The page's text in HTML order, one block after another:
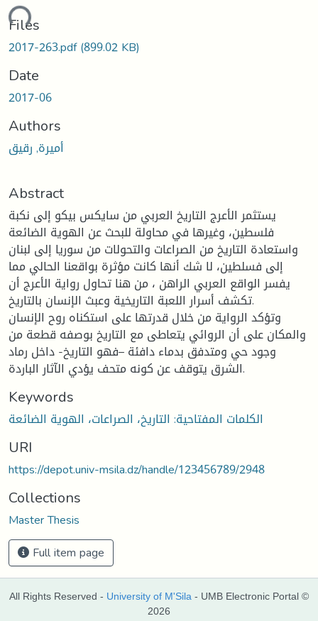
Files
2017-263.pdf(899.02 KB)
Date
2017-06
Authors
أميرة, رقيق
Abstract
يستثمر الأعرج التاريخ العربي من سايكس بيكو إلى نكبة
فلسطين، وغيرها في محاولة للبحث عن الهوية الضائعة
واستعادة التاريخ من الصراعات والتحولات من سوريا إلى لبنان
إلى فسلطين، لا شك أنها كانت مؤثرة بواقعنا الحالي مما
يفسر الواقع العربي الراهن ، من هنا تحاول رواية الأعرج أن
تكشف أسرار اللعبة التاريخية وعبث الإنسان بالتاريخ.
وتؤكد الرواية من خلال قدرتها على استكناه روح الإنسان
والمكان على أن الروائي يتعاطى مع التاريخ بوصفه قطعة من
وجود حي ومتدفق بدماء دافئة –فهو التاريخ- داخل رماد
الشرق يتوقف عن كونه متحف يؤدي الآثار الباردة.
Keywords
الكلمات المفتاحية: التاريخ، الصراعات، الهوية الضائعة
URI
https://depot.univ-msila.dz/handle/123456789/2948
Collections
Master Thesis
Full item page
All Rights Reserved - University of M'Sila - UMB Electronic Portal ©
2026